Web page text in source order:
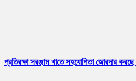
প্রতিরক্ষা সরঞ্জাম খাতে সহযোগিতা জোরদার